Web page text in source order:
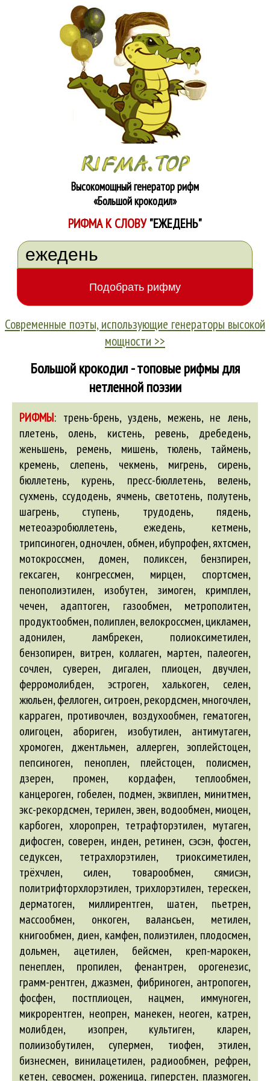
Высокомощный генератор рифм
«Большой крокодил»
РИФМА К СЛОВУ"ЕЖЕДЕНЬ"
Современные поэты, использующие генераторы высокой
мощности >>
Большой крокодил - топовые рифмы для
нетленной поэзии
РИФМЫ: трень-брень, уздень, межень, не лень,
плетень, олень, кистень, ревень, дребедень,
женьшень, ремень, мишень, тюлень, таймень,
кремень, слепень, чекмень, мигрень, сирень,
бюллетень, курень, пресс-бюллетень, велень,
сухмень, ссудодень, ячмень, светотень, полутень,
шагрень, ступень, трудодень, пядень,
метеоаэробюллетень, ежедень, кетмень,
трипсиноген, одночлен, обмен, ибупрофен, яхтсмен,
мотокроссмен, домен, поликсен, бензпирен,
гексаген, конгрессмен, мирцен, спортсмен,
пенополиэтилен, изобутен, зимоген, кримплен,
чечен, адаптоген, газообмен, метрополитен,
продуктообмен, полиплен, велокроссмен, цикламен,
адонилен, ламбрекен, полиоксиметилен,
бензопирен, витрен, коллаген, мартен, палеоген,
сочлен, суверен, дигален, плиоцен, двучлен,
ферромолибден, эстроген, халькоген, селен,
жюльен, феллоген, ситроен, рекордсмен, многочлен,
карраген, противочлен, воздухообмен, гематоген,
олигоцен, абориген, изобутилен, антимутаген,
хромоген, джентльмен, аллерген, эоплейстоцен,
пепсиноген, пеноплен, плейстоцен, полисмен,
дзерен, промен, кордафен, теплообмен,
канцероген, гобелен, подмен, эквиплен, минитмен,
экс-рекордсмен, терилен, эвен, водообмен, миоцен,
карбоген, хлоропрен, тетрафторэтилен, мутаген,
дифосген, соверен, инден, ретинен, сэсэн, фосген,
седуксен, тетрахлорэтилен, триоксиметилен,
трёхчлен, силен, товарообмен, сямисэн,
политрифторхлорэтилен, трихлорэтилен, терескен,
дерматоген, миллирентген, шатен, пьетрен,
массообмен, онкоген, валансьен, метилен,
книгообмен, диен, камфен, полиэтилен, плодосмен,
дольмен, ацетилен, бейсмен, креп-марокен,
пенеплен, пропилен, фенантрен, орогенезис,
грамм-рентген, джазмен, фибриноген, антропоген,
фосфен, постплиоцен, нацмен, иммуноген,
микрорентген, неопрен, манекен, неоген, катрен,
молибден, изопрен, культиген, кларен,
полиизобутилен, супермен, тиофен, этилен,
бизнесмен, винилацетилен, радиообмен, рефрен,
кетен, севосмен, роженица, гиперстен, плазмоген,